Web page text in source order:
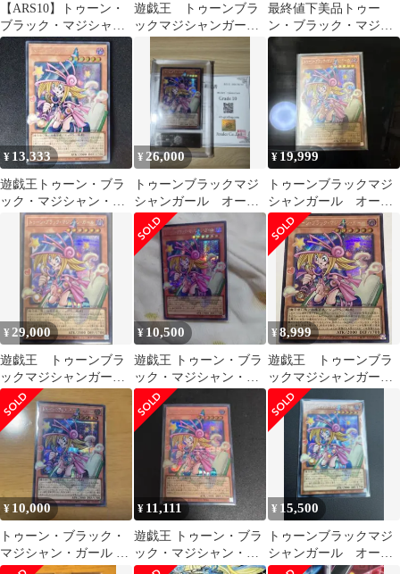
【ARS10】トゥーン・
ブラック・マジシャ
ン・ガール オーバーフ
レーム 鑑定書付
遊戯王 トゥーンブラ
ックマジシャンガー
ム シークレット シ
ク アジア版 RV01-
JP013
最終値下美品トゥー
ン・ブラック・マジシ
ャン・ガール オーバー
フレームシークレット
¥ 13,333
遊戯王トゥーン・ブラ
ック・マジシャン・ガ
ール オーバーフレーム
¥ 26,000
トゥーンブラックマジ
シャンガール オーバ
ーフレームシークレッ
ト ars10
¥ 19,999
トゥーンブラックマジ
シャンガール オーバ
ーフレーム
¥ 29,000
遊戯王 トゥーンブラ
ックマジシャンガー
ル オーバーフレーム
シク シークレット
¥ 10,500
遊戯王 トゥーン・ブラ
ック・マジシャン・ガ
ール
¥8,999
遊戯王 トゥーンブラ
ックマジシャンガー
ル オーバーフレーム
¥ 10,000
トゥーン・ブラック・
マジシャン・ガール オ
バフレ シク
¥ 11,111
遊戯王 トゥーン・ブラ
ック・マジシャン・ガ
ール
¥ 15,500
トゥーンブラックマジ
シャンガール オーバ
ーフレーム